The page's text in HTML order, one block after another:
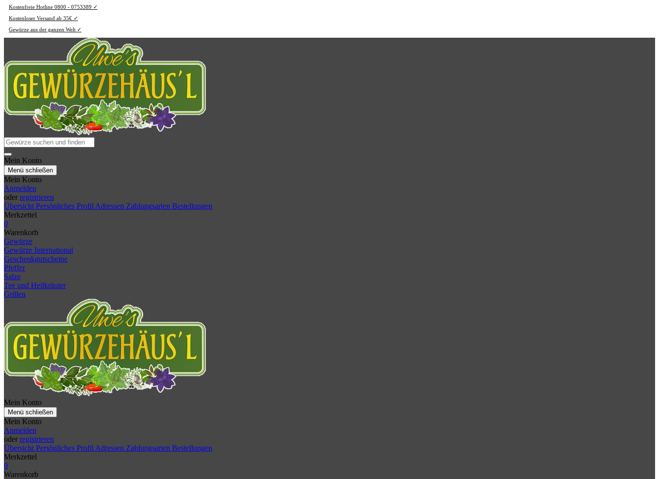
Kostenfreie Hotline 0800 - 0753389 ✓
Kostenloser Versand ab 35€ ✓
Gewürze aus der ganzen Welt ✓
Mein Konto
Menü schließen
Mein Konto
Anmelden
oder registrieren
Übersicht Persönliches Profil Adressen Zahlungsarten Bestellungen
Merkzettel
0
Warenkorb
Gewürze
Gewürze International
Geschenkgutscheine
Pfeffer
Salze
Tee und Heilkräuter
Grillen
Mein Konto
Menü schließen
Mein Konto
Anmelden
oder registrieren
Übersicht Persönliches Profil Adressen Zahlungsarten Bestellungen
Merkzettel
0
Warenkorb